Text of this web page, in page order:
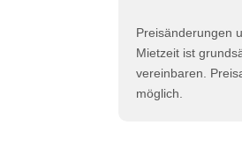
Preisänderungen
Mietzeit ist
vereinbaren.
möglich.